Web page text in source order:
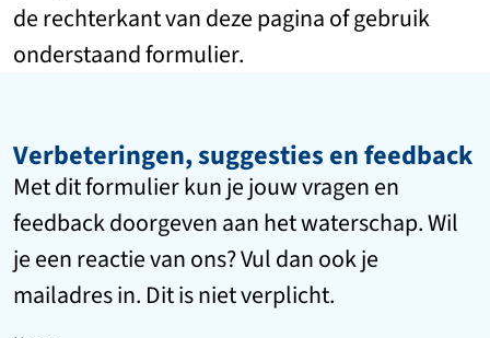
de rechterkant van deze pagina of gebruik
onderstaand formulier.
Verbeteringen, suggesties en feedback
Met dit formulier kun je jouw vragen en
feedback doorgeven aan het waterschap. Wil
je een reactie van ons? Vul dan ook je
mailadres in. Dit is niet verplicht.